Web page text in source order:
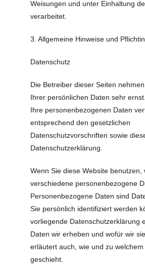
Weisungen und unter Einhaltung
verarbeitet.
3. Allgemeine Hinweise und
Datenschutz
Die Betreiber dieser Seiten
Ihrer persönlichen Daten sehr
Ihre personenbezogenen Daten
entsprechend den gesetzlichen
Datenschutzvorschriften sowie
Datenschutzerklärung.
Wenn Sie diese Website benutzen,
verschiedene personenbezogene
Personenbezogene Daten sind
Sie persönlich identifiziert werden
vorliegende Datenschutzerklärung
Daten wir erheben und wofür wir
erläutert auch, wie und zu
geschieht.